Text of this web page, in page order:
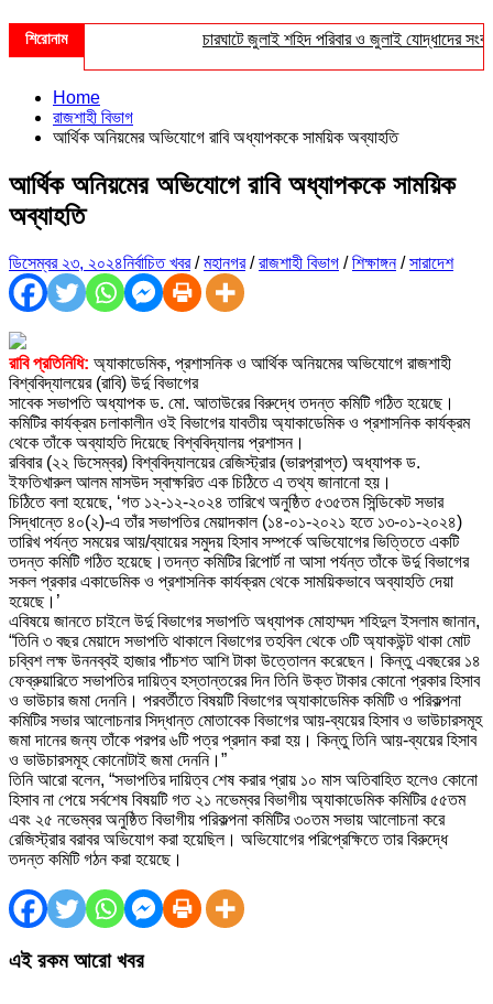
শিরোনাম চারঘাটে জুলাই শহিদ পরিবার ও জুলাই যোদ্ধাদের সংবর্ধনা
Home
রাজশাহী বিভাগ
আর্থিক অনিয়মের অভিযোগে রাবি অধ্যাপককে সাময়িক অব্যাহতি
আর্থিক অনিয়মের অভিযোগে রাবি অধ্যাপককে সাময়িক
অব্যাহতি
ডিসেম্বর ২৩, ২০২৪নির্বাচিত খবর/মহানগর/রাজশাহী বিভাগ /শিক্ষাঙ্গন/সারাদেশ
রাবি প্রতিনিধি: অ্যাকাডেমিক, প্রশাসনিক ও আর্থিক অনিয়মের অভিযোগে রাজশাহী
বিশ্ববিদ্যালয়ের (রাবি) উর্দু বিভাগের
সাবেক সভাপতি অধ্যাপক ড. মো. আতাউরের বিরুদ্ধে তদন্ত কমিটি গঠিত হয়েছে।
কমিটির কার্যক্রম চলাকালীন ওই বিভাগের যাবতীয় অ্যাকাডেমিক ও প্রশাসনিক কার্যক্রম
থেকে তাঁকে অব্যাহতি দিয়েছে বিশ্ববিদ্যালয় প্রশাসন।
রবিবার (২২ ডিসেম্বর) বিশ্ববিদ্যালয়ের রেজিস্ট্রার (ভারপ্রাপ্ত) অধ্যাপক ড.
ইফতিখারুল আলম মাসউদ স্বাক্ষরিত এক চিঠিতে এ তথ্য জানানো হয়।
চিঠিতে বলা হয়েছে, ‘গত ১২-১২-২০২৪ তারিখে অনুষ্ঠিত ৫৩৫তম সিন্ডিকেট সভার
সিদ্ধান্তে ৪০(২)-এ তাঁর সভাপতির মেয়াদকাল (১৪-০১-২০২১ হতে ১৩-০১-২০২৪)
তারিখ পর্যন্ত সময়ের আয়/ব্যায়ের সমুদয় হিসাব সম্পর্কে অভিযোগের ভিত্তিতে একটি
তদন্ত কমিটি গঠিত হয়েছে।তদন্ত কমিটির রিপোর্ট না আসা পর্যন্ত তাঁকে উর্দু বিভাগের
সকল প্রকার একাডেমিক ও প্রশাসনিক কার্যক্রম থেকে সাময়িকভাবে অব্যাহতি দেয়া
হয়েছে।’
এবিষয়ে জানতে চাইলে উর্দু বিভাগের সভাপতি অধ্যাপক মোহাম্মদ শহিদুল ইসলাম জানান,
“তিনি ৩ বছর মেয়াদে সভাপতি থাকালে বিভাগের তহবিল থেকে ৩টি অ্যাকউন্ট থাকা মোট
চব্বিশ লক্ষ উননব্বই হাজার পাঁচশত আশি টাকা উত্তোলন করেছেন। কিন্তু এবছরের ১৪
ফেব্রুয়ারিতে সভাপতির দায়িত্ব হস্তান্তরের দিন তিনি উক্ত টাকার কোনো প্রকার হিসাব
ও ভাউচার জমা দেননি। পরবর্তীতে বিষয়টি বিভাগের অ্যাকাডেমিক কমিটি ও পরিকল্পনা
কমিটির সভার আলোচনার সিদ্ধান্ত মোতাবেক বিভাগের আয়-ব্যয়ের হিসাব ও ভাউচারসমূহ
জমা দানের জন্য তাঁকে পরপর ৬টি পত্র প্রদান করা হয়। কিন্তু তিনি আয়-ব্যয়ের হিসাব
ও ভাউচারসমূহ কোনোটাই জমা দেননি।”
তিনি আরো বলেন, “সভাপতির দায়িত্ব শেষ করার প্রায় ১০ মাস অতিবাহিত হলেও কোনো
হিসাব না পেয়ে সর্বশেষ বিষয়টি গত ২১ নভেম্বর বিভাগীয় অ্যাকাডেমিক কমিটির ৫৫তম
এবং ২৫ নভেম্বর অনুষ্ঠিত বিভাগীয় পরিকল্পনা কমিটির ৩০তম সভায় আলোচনা করে
রেজিস্ট্রার বরাবর অভিযোগ করা হয়েছিল। অভিযোগের পরিপ্রেক্ষিতে তার বিরুদ্ধে
তদন্ত কমিটি গঠন করা হয়েছে।
এই রকম আরো খবর